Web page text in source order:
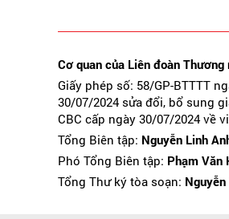
Cơ quan của Liên đoàn
Giấy phép số: 58/GP-BTTTT
30/07/2024 sửa đổi, bổ sung
CBC cấp ngày 30/07/2024 về
Tổng Biên tập: Nguyễn Linh
Phó Tổng Biên tập: Phạm Văn
Tổng Thư ký tòa soạn: